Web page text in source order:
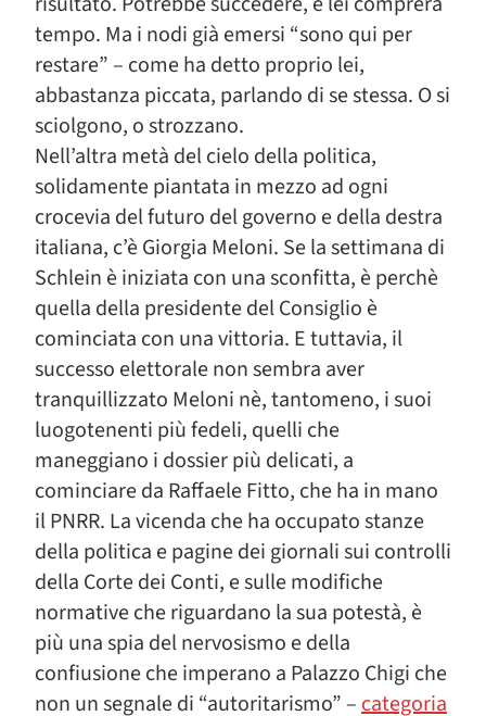
tempo. Ma i nodi già emersi “sono qui per
restare” – come ha detto proprio lei,
abbastanza piccata, parlando di se stessa. O si
sciolgono, o strozzano.
Nell’altra metà del cielo della politica,
solidamente piantata in mezzo ad ogni
crocevia del futuro del governo e della destra
italiana, c’è Giorgia Meloni. Se la settimana di
Schlein è iniziata con una sconfitta, è perchè
quella della presidente del Consiglio è
cominciata con una vittoria. E tuttavia, il
successo elettorale non sembra aver
tranquillizzato Meloni nè, tantomeno, i suoi
luogotenenti più fedeli, quelli che
maneggiano i dossier più delicati, a
cominciare da Raffaele Fitto, che ha in mano
il PNRR. La vicenda che ha occupato stanze
della politica e pagine dei giornali sui controlli
della Corte dei Conti, e sulle modifiche
normative che riguardano la sua potestà, è
più una spia del nervosismo e della
confiusione che imperano a Palazzo Chigi che
non un segnale di “autoritarismo” –categoria